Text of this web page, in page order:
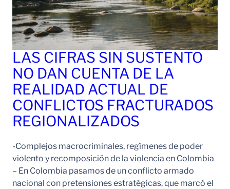
LAS CIFRAS SIN SUSTENTO
NO DAN CUENTA DE LA
REALIDAD ACTUAL DE
CONFLICTOS FRACTURADOS
REGIONALIZADOS
-Complejos macrocriminales, regímenes de poder
violento y recomposición de la violencia en Colombia
– En Colombia pasamos de un conflicto armado
nacional con pretensiones estratégicas, que marcó el